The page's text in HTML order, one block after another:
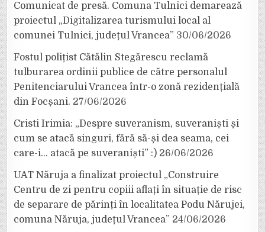
Comunicat de presă. Comuna Tulnici demarează
proiectul „Digitalizarea turismului local al
comunei Tulnici, județul Vrancea” 30/06/2026
Fostul polițist Cătălin Stegărescu reclamă
tulburarea ordinii publice de către personalul
Penitenciarului Vrancea într-o zonă rezidențială
din Focșani. 27/06/2026
Cristi Irimia: „Despre suveranism, suveraniști și
cum se atacă singuri, fără să-și dea seama, cei
care-i… atacă pe suveraniști” :) 26/06/2026
UAT Năruja a finalizat proiectul „Construire
Centru de zi pentru copiii aflați în situație de risc
de separare de părinți în localitatea Podu Nărujei,
comuna Năruja, județul Vrancea” 24/06/2026